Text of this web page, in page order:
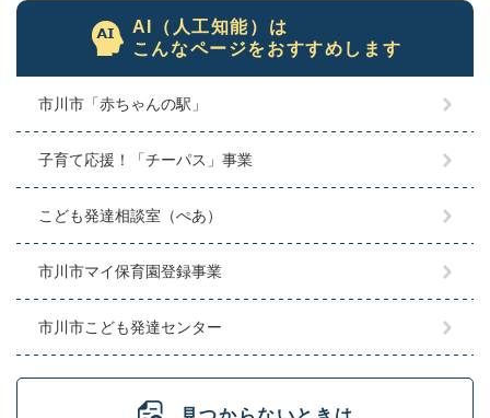
AI（人工知能）は
こんなページをおすすめします
市川市「赤ちゃんの駅」
子育て応援！「チーパス」事業
こども発達相談室（ぺあ）
市川市マイ保育園登録事業
市川市こども発達センター